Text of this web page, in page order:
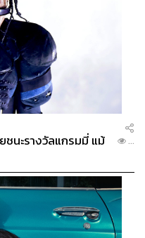
นะรางวัลแกรมมี่ แม้
...